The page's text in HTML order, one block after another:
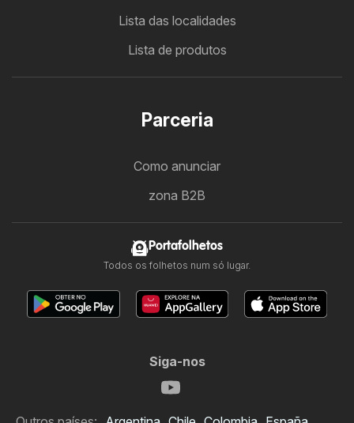
Lista das localidades
Lista de produtos
Parceria
Como anunciar
zona B2B
Portafolhetos
Todos os folhetos num só lugar.
Siga-nos